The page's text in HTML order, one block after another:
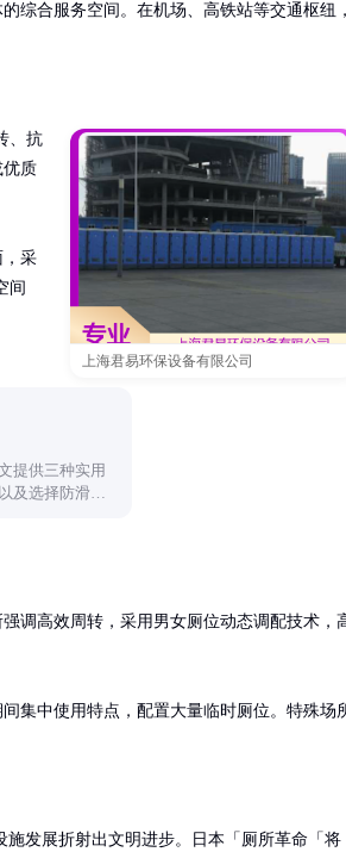
综合服务空间。在机场、高铁站等交通枢纽
上海君易环保设备有限公司
、抗
优质
，采
间
提供三种实用
及选择防滑速
调高效周转，采用男女厕位动态调配技术，
集中使用特点，配置大量临时厕位。特殊场
发展折射出文明进步。日本「厕所革命「将